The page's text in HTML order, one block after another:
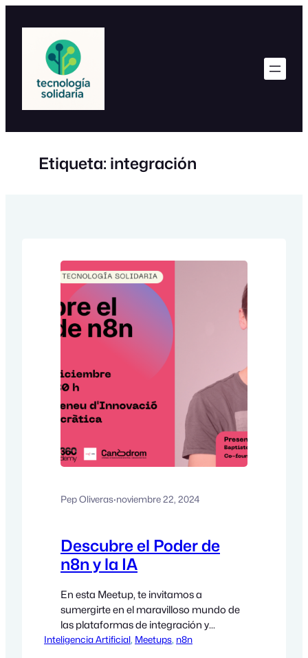
contenido
Etiqueta: integración
Pep Oliveras·noviembre 22, 2024
Descubre el Poder de
n8n y la IA
En esta Meetup, te invitamos a
sumergirte en el maravilloso mundo de
las plataformas de integración y
automatización. No debes perderte esta
Inteligencia Artificial, Meetups, n8n